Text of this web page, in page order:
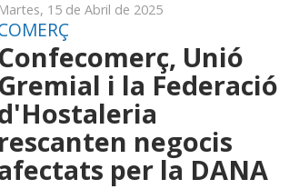
Martes, 15 de Abril de 2025
Confecomerç, Unió
Gremial i la Federació
rescanten negocis
per la DANA